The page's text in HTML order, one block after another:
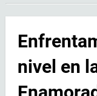
nivel en